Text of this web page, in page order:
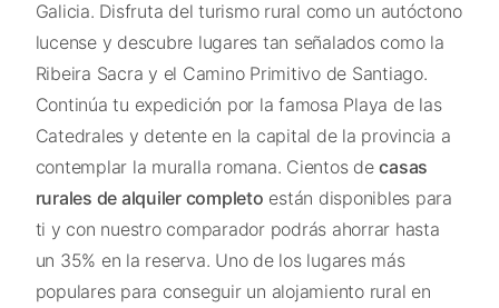
Galicia. Disfruta del turismo rural como un autóctono
lucense y descubre lugares tan señalados como la
Ribeira Sacra y el Camino Primitivo de Santiago.
Continúa tu expedición por la famosa Playa de las
Catedrales y detente en la capital de la provincia a
contemplar la muralla romana. Cientos decasas
rurales de alquiler completo están disponibles para
ti y con nuestro comparador podrás ahorrar hasta
un 35% en la reserva. Uno de los lugares más
populares para conseguir un alojamiento rural en